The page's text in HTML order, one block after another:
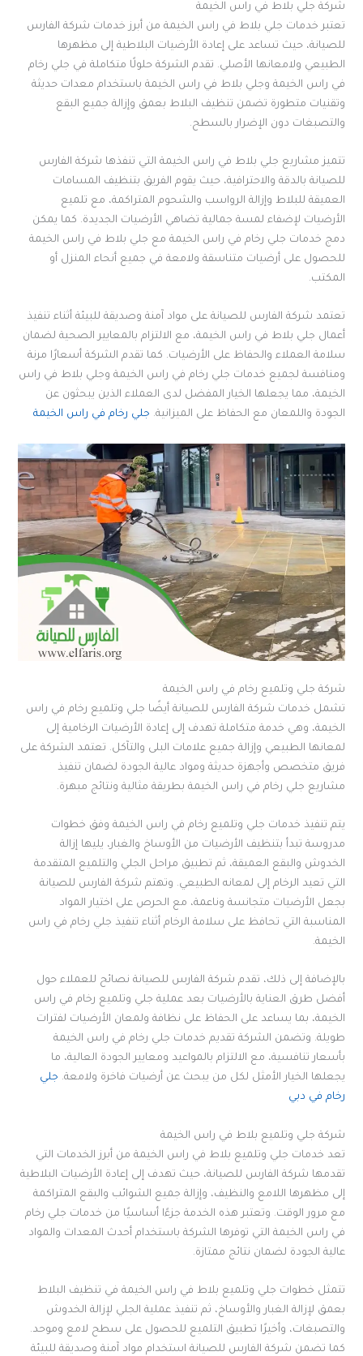
شركة جلي بلاط في راس الخيمة
تعتبر خدمات جلي بلاط في راس الخيمة من أبرز خدمات شركة الفارس
للصيانة، حيث تساعد على إعادة الأرضيات البلاطية إلى مظهرها
الطبيعي ولامعانها الأصلي. تقدم الشركة حلولًا متكاملة في جلي رخام
في راس الخيمة وجلي بلاط في راس الخيمة باستخدام معدات حديثة
وتقنيات متطورة تضمن تنظيف البلاط بعمق وإزالة جميع البقع
والتصبغات دون الإضرار بالسطح.
تتميز مشاريع جلي بلاط في راس الخيمة التي تنفذها شركة الفارس
للصيانة بالدقة والاحترافية، حيث يقوم الفريق بتنظيف المسامات
العميقة للبلاط وإزالة الرواسب والشحوم المتراكمة، مع تلميع
الأرضيات لإضفاء لمسة جمالية تضاهي الأرضيات الجديدة. كما يمكن
دمج خدمات جلي رخام في راس الخيمة مع جلي بلاط في راس الخيمة
للحصول على أرضيات متناسقة ولامعة في جميع أنحاء المنزل أو
المكتب.
تعتمد شركة الفارس للصيانة على مواد آمنة وصديقة للبيئة أثناء تنفيذ
أعمال جلي بلاط في راس الخيمة، مع الالتزام بالمعايير الصحية لضمان
سلامة العملاء والحفاظ على الأرضيات. كما تقدم الشركة أسعارًا مرنة
ومنافسة لجميع خدمات جلي رخام في راس الخيمة وجلي بلاط في راس
الخيمة، مما يجعلها الخيار المفضل لدى العملاء الذين يبحثون عن
الجودة واللمعان مع الحفاظ على الميزانية. جلي رخام في راس الخيمة
شركة جلي وتلميع رخام في راس الخيمة
تشمل خدمات شركة الفارس للصيانة أيضًا جلي وتلميع رخام في راس
الخيمة، وهي خدمة متكاملة تهدف إلى إعادة الأرضيات الرخامية إلى
لمعانها الطبيعي وإزالة جميع علامات البلى والتآكل. تعتمد الشركة على
فريق متخصص وأجهزة حديثة ومواد عالية الجودة لضمان تنفيذ
مشاريع جلي رخام في راس الخيمة بطريقة مثالية ونتائج مبهرة.
يتم تنفيذ خدمات جلي وتلميع رخام في راس الخيمة وفق خطوات
مدروسة تبدأ بتنظيف الأرضيات من الأوساخ والغبار، يليها إزالة
الخدوش والبقع العميقة، ثم تطبيق مراحل الجلي والتلميع المتقدمة
التي تعيد الرخام إلى لمعانه الطبيعي. وتهتم شركة الفارس للصيانة
بجعل الأرضيات متجانسة وناعمة، مع الحرص على اختيار المواد
المناسبة التي تحافظ على سلامة الرخام أثناء تنفيذ جلي رخام في راس
الخيمة.
بالإضافة إلى ذلك، تقدم شركة الفارس للصيانة نصائح للعملاء حول
أفضل طرق العناية بالأرضيات بعد عملية جلي وتلميع رخام في راس
الخيمة، بما يساعد على الحفاظ على نظافة ولمعان الأرضيات لفترات
طويلة. وتضمن الشركة تقديم خدمات جلي رخام في راس الخيمة
بأسعار تنافسية، مع الالتزام بالمواعيد ومعايير الجودة العالية، ما
يجعلها الخيار الأمثل لكل من يبحث عن أرضيات فاخرة ولامعة. جلي
رخام في دبي
شركة جلي وتلميع بلاط في راس الخيمة
تعد خدمات جلي وتلميع بلاط في راس الخيمة من أبرز الخدمات التي
تقدمها شركة الفارس للصيانة، حيث تهدف إلى إعادة الأرضيات البلاطية
إلى مظهرها اللامع والنظيف، وإزالة جميع الشوائب والبقع المتراكمة
مع مرور الوقت. وتعتبر هذه الخدمة جزءًا أساسيًا من خدمات جلي رخام
في راس الخيمة التي توفرها الشركة باستخدام أحدث المعدات والمواد
عالية الجودة لضمان نتائج ممتازة.
تتمثل خطوات جلي وتلميع بلاط في راس الخيمة في تنظيف البلاط
بعمق لإزالة الغبار والأوساخ، ثم تنفيذ عملية الجلي لإزالة الخدوش
والتصبغات، وأخيرًا تطبيق التلميع للحصول على سطح لامع وموحد.
كما تضمن شركة الفارس للصيانة استخدام مواد آمنة وصديقة للبيئة